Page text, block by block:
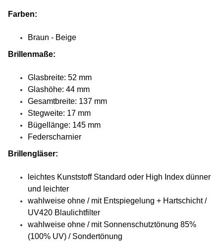
Farben:
Braun - Beige
Brillenmaße:
Glasbreite: 52 mm
Glashöhe: 44 mm
Gesamtbreite: 137 mm
Stegweite: 17 mm
Bügellänge: 145 mm
Federscharnier
Brillengläser:
leichtes Kunststoff Standard oder High Index dünner
und leichter
wahlweise ohne / mit Entspiegelung + Hartschicht /
UV420 Blaulichtfilter
wahlweise ohne / mit Sonnenschutztönung 85%
(100% UV) / Sondertönung